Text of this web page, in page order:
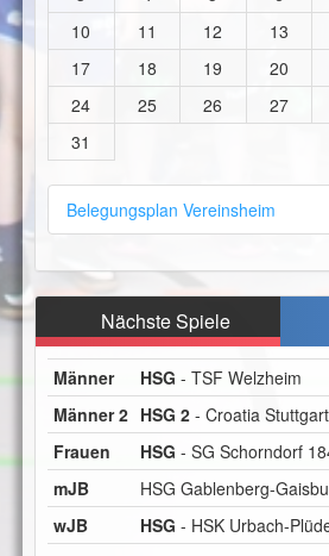
10
11 12 13
17
18 19 20
24
25 26 27
31
Belegungsplan Vereinsheim
Nächste Spiele
Männer HSG - TSF Welzheim
Männer 2 HSG 2- Croatia
Frauen
HSG - SG Schorndorf
mJB
HSG Gablenberg-
wJB
HSG - HSK Urbach-